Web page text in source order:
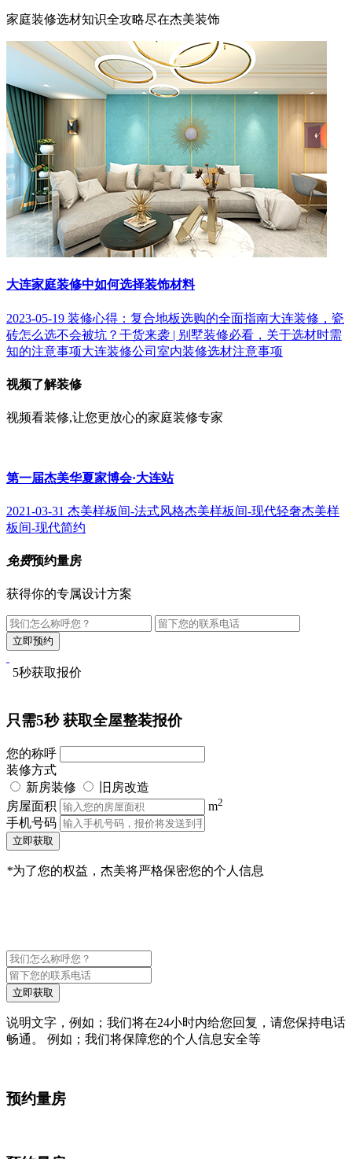
家庭装修选材知识全攻略尽在杰美装饰
大连家庭装修中如何选择装饰材料
2023-05-19 装修心得：复合地板选购的全面指南大连装修，瓷
砖怎么选不会被坑？ 干货来袭 | 别墅装修必看，关于选材时需
知的注意事项大连装修公司室内装修选材注意事项
视频了解装修
视频看装修,让您更放心的家庭装修专家
第一届杰美华夏家博会·大连站
2021-03-31 杰美样板间-法式风格杰美样板间-现代轻奢杰美样
板间-现代简约
免费预约量房
获得你的专属设计方案
5秒获取报价
只需5秒获取全屋整装报价
您的称呼
装修方式
新房装修
旧房改造
房屋面积
m2
手机号码
立即获取
*为了您的权益，杰美将严格保密您的个人信息
立即获取
说明文字，例如；我们将在24小时内给您回复，请您保持电话
畅通。 例如；我们将保障您的个人信息安全等
预约量房